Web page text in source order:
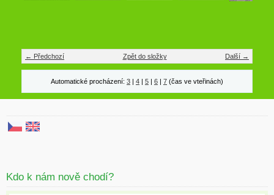
← Předchozí Další →
Zpět do složky
Automatické procházení: 3 | 4 | 5 | 6 | 7 (čas ve vteřinách)
Kdo k nám nově chodí?